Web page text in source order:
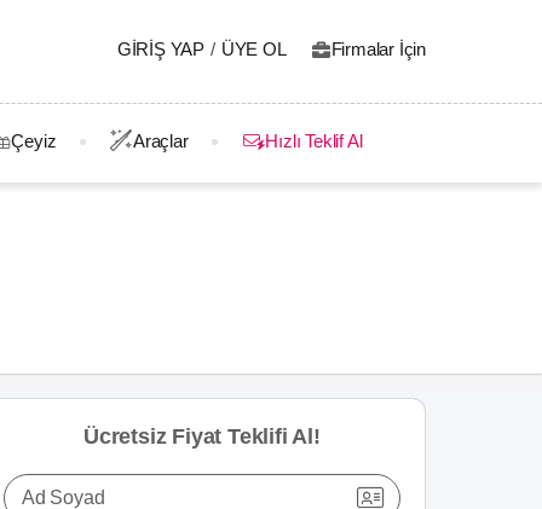
GIRIŞ YAP / ÜYE OL Firmalar İçin
Çeyiz Araçlar Hızlı Teklif Al
Ücretsiz Fiyat Teklifi Al!
Ad Soyad